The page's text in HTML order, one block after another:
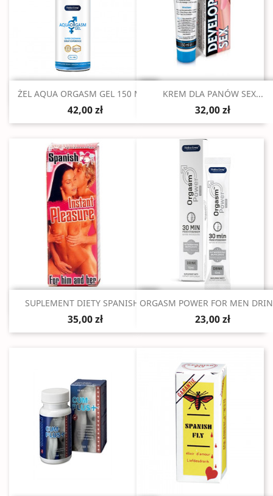
Szybki podgląd
ŻEL AQUA ORGASM GEL 150 ML...
42,00 zł
Szybki podgląd
KREM DLA PANÓW SEX...
32,00 zł
Szybki podgląd
SUPLEMENT DIETY SPANISH...
35,00 zł
Szybki podgląd
ORGASM POWER FOR MEN
23,00 zł